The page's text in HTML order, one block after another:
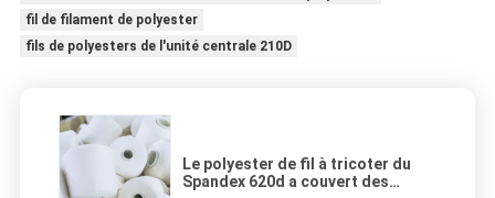
fil de filament de polyester
fils de polyesters de l'unité centrale 210D
Le polyester de fil à tricoter du
Spandex 620d a couvert des